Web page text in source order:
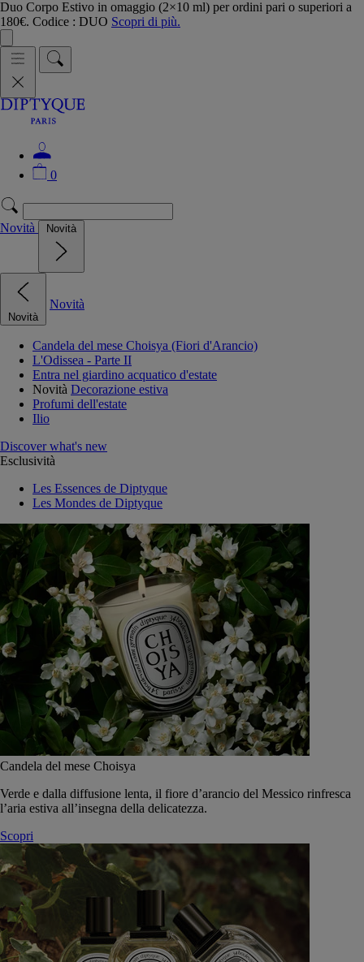
Duo Corpo Estivo in omaggio (2×10 ml) per ordini pari o superiori a
180€. Codice : DUO Scopri di più.
0
Novità Novità
Novità
Novità
Candela del mese Choisya (Fiori d'Arancio)
L'Odissea - Parte II
Entra nel giardino acquatico d'estate
Novità Decorazione estiva
Profumi dell'estate
Ilio
Discover what's new
Esclusività
Les Essences de Diptyque
Les Mondes de Diptyque
Candela del mese Choisya
Verde e dalla diffusione lenta, il fiore d’arancio del Messico rinfresca
l’aria estiva all’insegna della delicatezza.
Scopri